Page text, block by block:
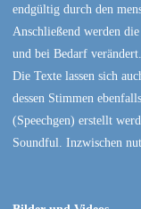
endgültig durch den
Anschließend werden
und bei Bedarf verändert.
Die Texte lassen sich
dessen Stimmen
(Speechgen) erstellt
Soundful. Inzwischen